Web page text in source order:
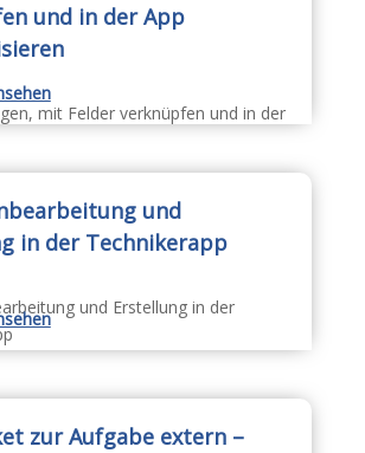
und in der App
mit Felder verknüpfen und in der
und
in der Technikerapp
und Erstellung in der
zur Aufgabe extern –